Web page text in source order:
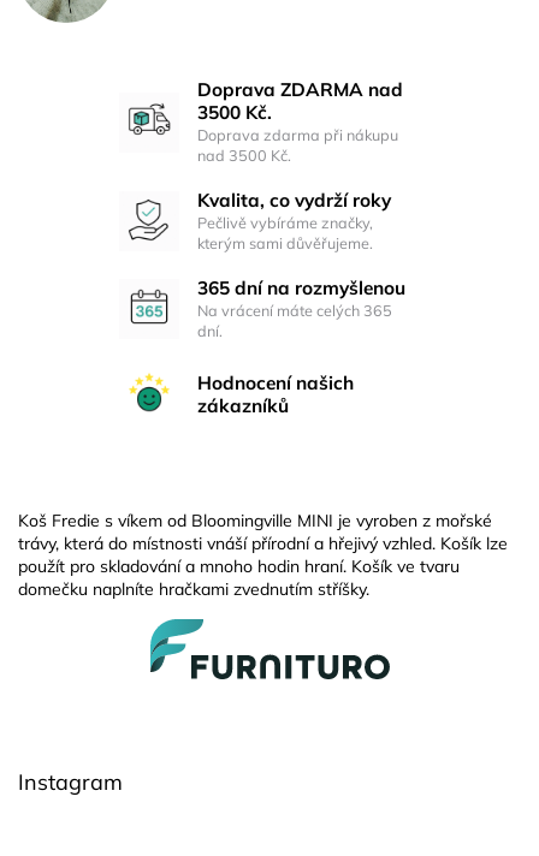
Doprava ZDARMA nad
3500 Kč.
Doprava zdarma při nákupu
nad 3500 Kč.
Kvalita, co vydrží roky
Pečlivě vybíráme značky,
kterým sami důvěřujeme.
365 dní na rozmyšlenou
Na vrácení máte celých 365
dní.
Hodnocení našich
zákazníků
Koš Fredie s víkem od Bloomingville MINI je vyroben z mořské
trávy, která do místnosti vnáší přírodní a hřejivý vzhled. Košík lze
použít pro skladování a mnoho hodin hraní. Košík ve tvaru
domečku naplníte hračkami zvednutím stříšky.
Instagram